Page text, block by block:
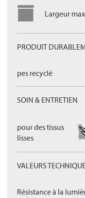
Largeur
PRODUIT
pes recyclé
SOIN & ENTRETIEN
pour des tissus
lisses
VALEURS
Résistance à la